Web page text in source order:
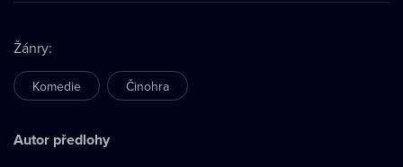
Žánry:
Komedie Činohra
Autor předlohy